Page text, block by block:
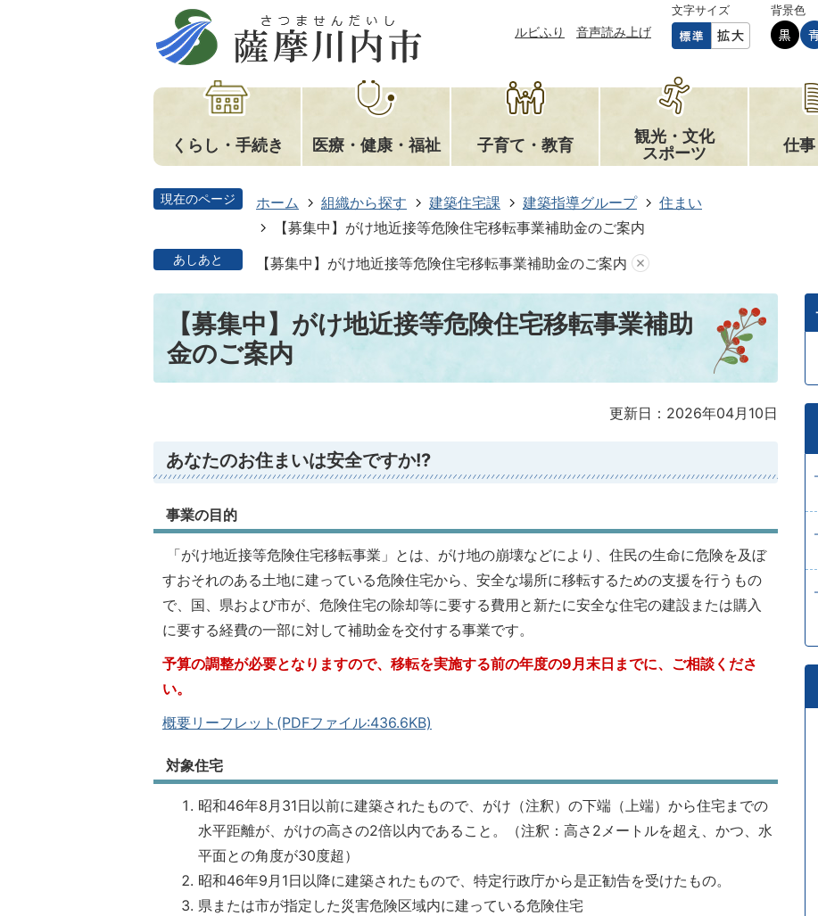
ルビふり 音声読み上げ
文字サイズ
背景色
くらし・手続き 医療・健康・福祉 子育て・教育
観光・文化
スポーツ
仕
現在のページ ホーム 組織から探す 建築住宅課 建築指導グループ
住まい
【募集中】がけ地近接等危険住宅移転事業補助金のご案内
あしあと 【募集中】がけ地近接等危険住宅移転事業補助金のご案内
【募集中】がけ地近接等危険住宅移転事業補助
金のご案内
更新日：2026年04月10日
あなたのお住まいは安全ですか!?
事業の目的
「がけ地近接等危険住宅移転事業」とは、がけ地の崩壊などにより、住民の生命に危険を及ぼ
すおそれのある土地に建っている危険住宅から、安全な場所に移転するための支援を行うもの
で、国、県および市が、危険住宅の除却等に要する費用と新たに安全な住宅の建設または購入
に要する経費の一部に対して補助金を交付する事業です。
予算の調整が必要となりますので、移転を実施する前の年度の9月末日までに、ご相談くださ
い。
概要リーフレット(PDFファイル:436.6KB)
対象住宅
昭和46年8月31日以前に建築されたもので、がけ（注釈）の下端（上端）から住宅までの
水平距離が、がけの高さの2倍以内であること。（注釈：高さ2メートルを超え、かつ、水
平面との角度が30度超）
昭和46年9月1日以降に建築されたもので、特定行政庁から是正勧告を受けたもの。
県または市が指定した災害危険区域内に建っている危険住宅